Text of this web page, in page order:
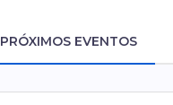
PRÓXIMOS EVENTOS